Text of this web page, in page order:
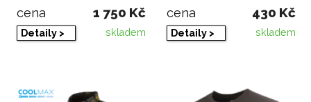
cena 1 750 Kč
Detaily > skladem
cena 430 Kč
Detaily > skladem